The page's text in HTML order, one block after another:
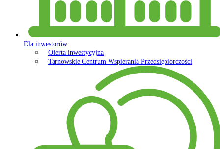
Dla inwestorów
Oferta inwestycyjna
Tarnowskie Centrum Wspierania Przedsiębiorczości